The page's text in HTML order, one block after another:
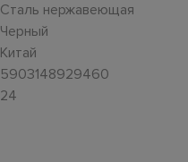
Сталь нержавеющая
Черный
Китай
5903148929460
24